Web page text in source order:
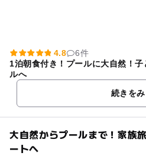
4.8
6件
1泊朝食付き！プールに大自然！
ルへ
続きを
大自然からプールまで！家族
ートへ